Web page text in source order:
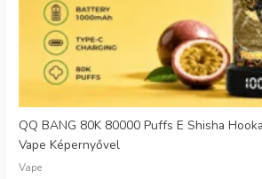
QQ BANG 80K 80000 Puffs E Shisha
Vape Képernyővel
Vape